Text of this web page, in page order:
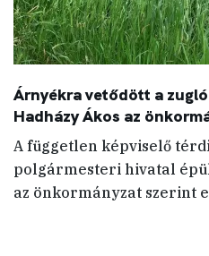
Árnyékra vetődött a
Hadházy Ákos az
A független képviselő
polgármesteri hivatal
az önkormányzat szerint